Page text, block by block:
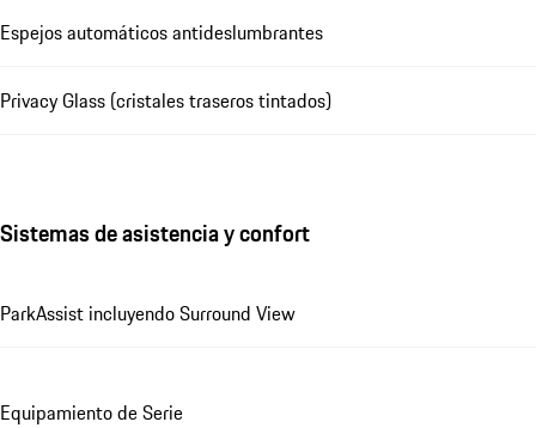
Espejos automáticos antideslumbrantes
Privacy Glass (cristales traseros tintados)
Sistemas de asistencia y confort
ParkAssist incluyendo Surround View
Equipamiento de Serie